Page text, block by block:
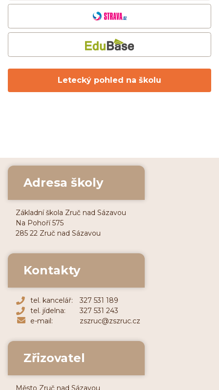
Letecký pohled na školu
Adresa školy
Základní škola Zruč nad Sázavou
Na Pohoří 575
285 22 Zruč nad Sázavou
Kontakty
tel. kancelář:
327 531 189
tel. jídelna:
327 531 243
e-mail:
zszruc@zszruc.cz
Zřizovatel
Město Zruč nad Sázavou